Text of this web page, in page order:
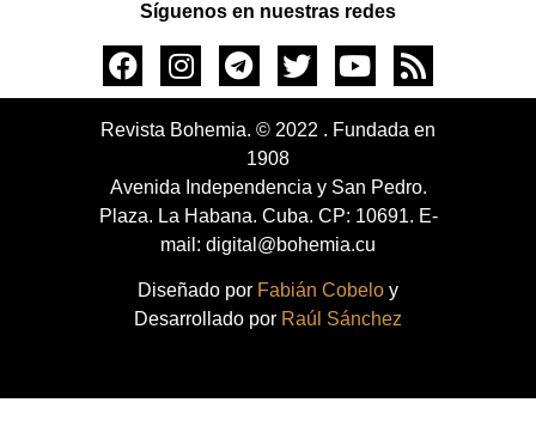
Síguenos en nuestras redes
Revista Bohemia. © 2022 . Fundada en
1908
Avenida Independencia y San Pedro.
Plaza. La Habana. Cuba. CP: 10691. E-
mail: digital@bohemia.cu
Diseñado por Fabián Cobelo y
Desarrollado por Raúl Sánchez